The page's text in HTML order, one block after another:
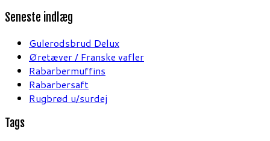
Seneste indlæg
Gulerodsbrud Delux
Øretæver / Franske vafler
Rabarbermuffins
Rabarbersaft
Rugbrød u/surdej
Tags